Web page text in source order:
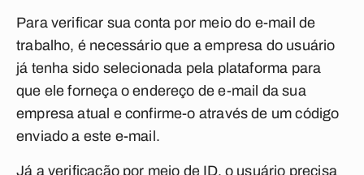
Para verificar sua conta por meio do e-mail de
trabalho, é necessário que a empresa do usuário
já tenha sido selecionada pela plataforma para
que ele forneça o endereço de e-mail da sua
empresa atual e confirme-o através de um código
enviado a este e-mail.
Já a verificação por meio de ID, o usuário precisa